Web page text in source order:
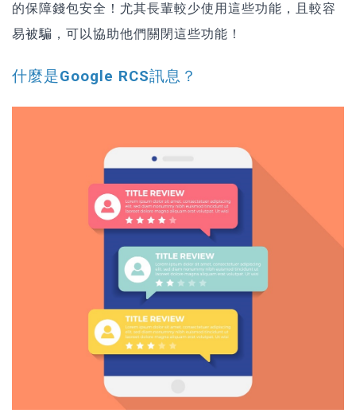
的保障錢包安全！尤其長輩較少使用這些功能，且較容
易被騙，可以協助他們關閉這些功能！
什麼是Google RCS訊息？